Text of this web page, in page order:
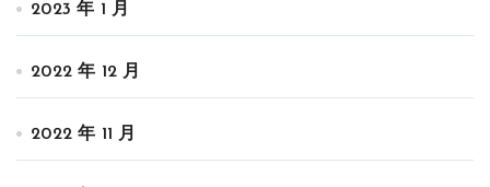
2023 年 1 月
2022 年 12 月
2022 年 11 月